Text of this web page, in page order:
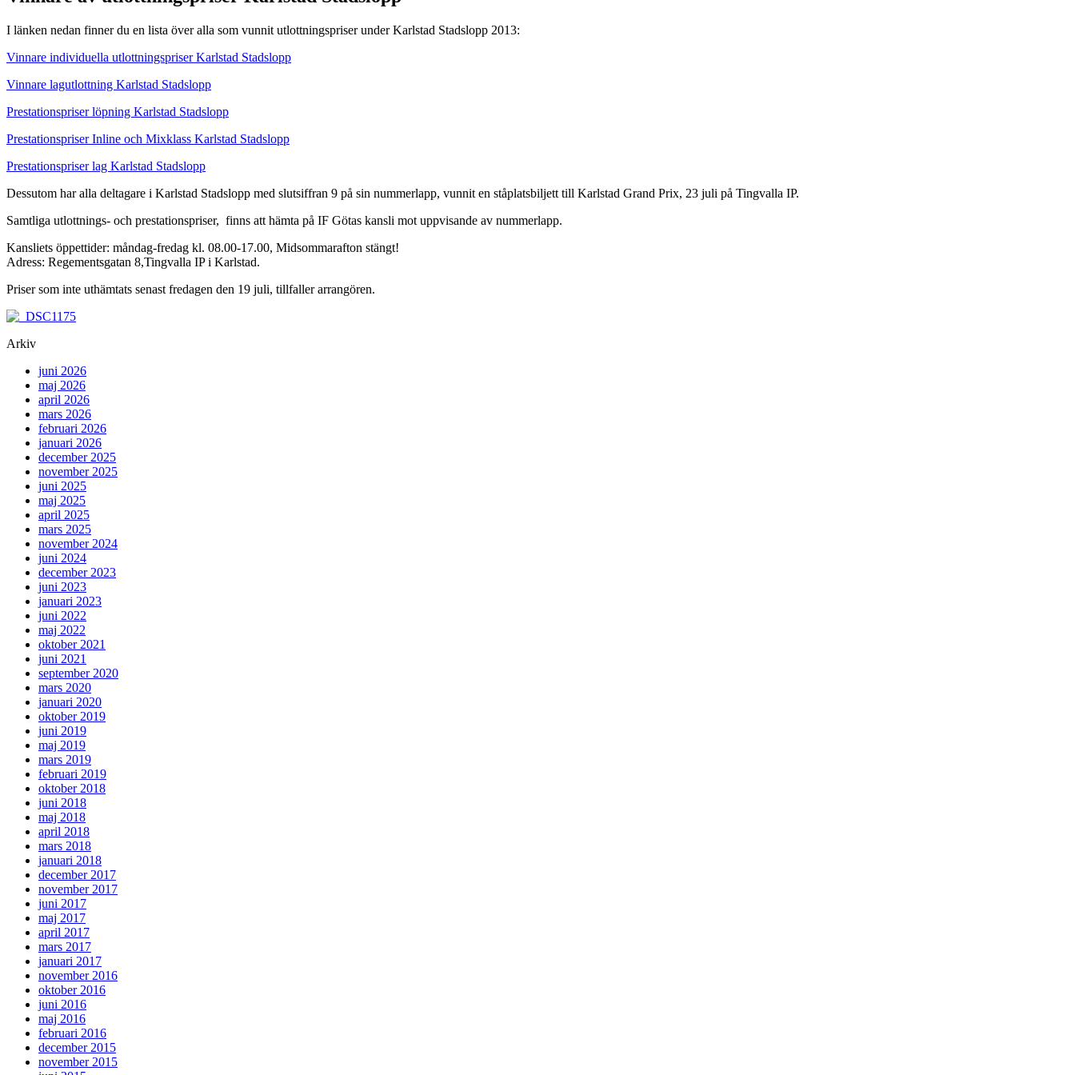
I länken nedan finner du en lista över alla som vunnit utlottningspriser under Karlstad Stadslopp 2013:
Vinnare individuella utlottningspriser Karlstad Stadslopp
Vinnare lagutlottning Karlstad Stadslopp
Prestationspriser löpning Karlstad Stadslopp
Prestationspriser Inline och Mixklass Karlstad Stadslopp
Prestationspriser lag Karlstad Stadslopp
Dessutom har alla deltagare i Karlstad Stadslopp med slutsiffran 9 på sin nummerlapp, vunnit en ståplatsbiljett till Karlstad Grand Prix, 23 juli på Tingvalla IP.
Samtliga utlottnings- och prestationspriser, finns att hämta på IF Götas kansli mot uppvisande av nummerlapp.
Kansliets öppettider: måndag-fredag kl. 08.00-17.00, Midsommarafton stängt!
Adress: Regementsgatan 8,Tingvalla IP i Karlstad.
Priser som inte uthämtats senast fredagen den 19 juli, tillfaller arrangören.
Arkiv
juni 2026
maj 2026
april 2026
mars 2026
februari 2026
januari 2026
december 2025
november 2025
juni 2025
maj 2025
april 2025
mars 2025
november 2024
juni 2024
december 2023
juni 2023
januari 2023
juni 2022
maj 2022
oktober 2021
juni 2021
september 2020
mars 2020
januari 2020
oktober 2019
juni 2019
maj 2019
mars 2019
februari 2019
oktober 2018
juni 2018
maj 2018
april 2018
mars 2018
januari 2018
december 2017
november 2017
juni 2017
maj 2017
april 2017
mars 2017
januari 2017
november 2016
oktober 2016
juni 2016
maj 2016
februari 2016
december 2015
november 2015